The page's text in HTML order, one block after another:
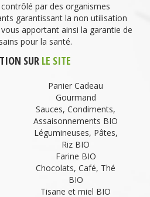
par des organismes
garantissant la non utilisation
apportant ainsi la garantie de
pour la santé.
SUR LE SITE
Panier Cadeau
Gourmand
Sauces, Condiments,
Assaisonnements BIO
Légumineuses, Pâtes,
Riz BIO
Farine BIO
Chocolats, Café, Thé
BIO
Tisane et miel BIO